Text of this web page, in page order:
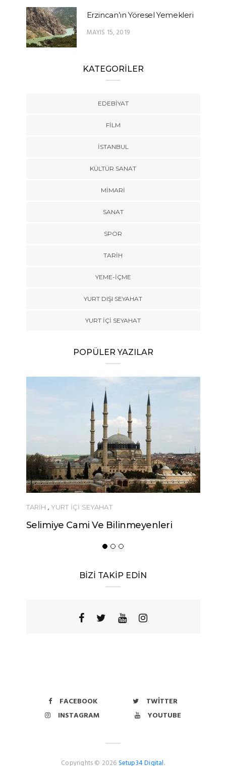
Erzincan’ın Yöresel Yemekleri
MAYIS 15, 2019
KATEGORİLER
EDEBIYAT
FILM
İSTANBUL
KÜLTÜR SANAT
MIMARI
SANAT
SPOR
TARİH
YEME-İÇME
YURT DIŞI SEYAHAT
YURT İÇİ SEYAHAT
POPÜLER YAZILAR
TARİH , YURT İÇİ SEYAHAT
Selimiye Cami Ve Bilinmeyenleri
BİZİ TAKİP EDİN
FACEBOOK
TWITTER
INSTAGRAM
YOUTUBE
Copyrights © 2026 Setup34 Digital.